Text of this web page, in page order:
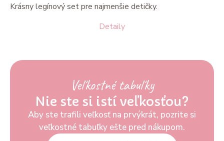
Detaily
Krásny legínový set pre najmenšie detičky.
Veľkostné tabuľky
Nie ste si istí veľkosťou?
Aby ste trafili veľkosť na prvýkrát, pozrite si
veľkostné tabuľky ešte pred nákupom.